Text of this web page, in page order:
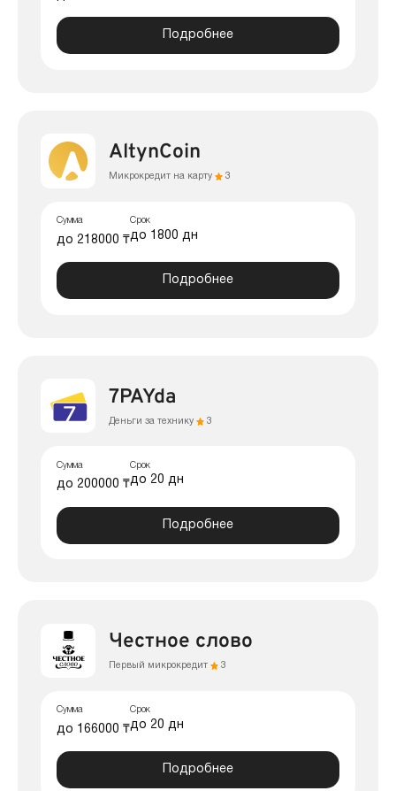
Подробнее
AltynCoin
Микрокредит на карту 3
Сумма
до 218000 ₸
Срок
до 1800 дн
Подробнее
7PAYda
Деньги за технику 3
Сумма
до 200000 ₸
Срок
до 20 дн
Подробнее
Честное слово
Первый микрокредит 3
Сумма
до 166000 ₸
Срок
до 20 дн
Подробнее